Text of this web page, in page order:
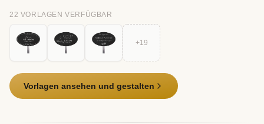
22 VORLAGE N VERFÜGBAR
+19
Vorlagen ansehen und gestalten